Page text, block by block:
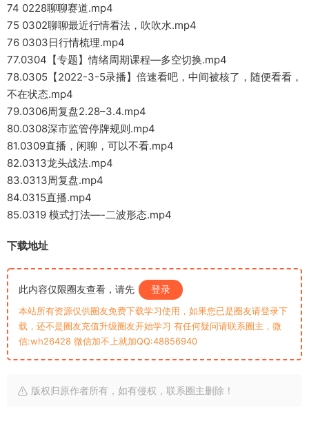
74 0228聊聊赛道.mp4
75 0302聊聊最近行情看法，吹吹水.mp4
76 0303日行情梳理.mp4
77.0304【专题】情绪周期课程—多空切换.mp4
78.0305【2022-3-5录播】倍速看吧，中间被核了，随便看看，
不在状态.mp4
79.0306周复盘2.28–3.4.mp4
80.0308深市监管停牌规则.mp4
81.0309直播，闲聊，可以不看.mp4
82.0313龙头战法.mp4
83.0313周复盘.mp4
84.0315直播.mp4
85.0319 模式打法—-二波形态.mp4
下载地址
此内容仅限圈友查看，请先 登录
本站所有资源仅供圈友免费下载学习使用，如果您已是圈友请登录下
载，还不是圈友充值升级圈友开始学习 有任何疑问请联系圈主，微
信:wh26428 微信加不上就加QQ:48856940
版权归原作者所有，如有侵权，联系圈主删除！